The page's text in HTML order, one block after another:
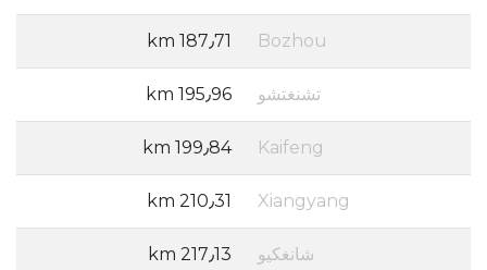
Bozhou 187٫71 km
تشنغتشو 195٫96 km
Kaifeng 199٫84 km
Xiangyang 210٫31 km
شانغكيو 217٫13 km